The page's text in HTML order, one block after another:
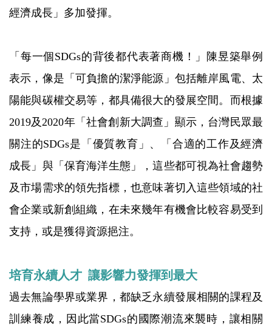
經濟成長」多加發揮。
「每一個SDGs的背後都代表著商機！」陳昱築舉例
表示，像是「可負擔的潔淨能源」包括離岸風電、太
陽能與碳權交易等，都具備很大的發展空間。而根據
2019及2020年「社會創新大調查」顯示，台灣民眾最
關注的SDGs是「優質教育」、「合適的工作及經濟
成長」與「保育海洋生態」，這些都可視為社會趨勢
及市場需求的領先指標，也意味著切入這些領域的社
會企業或新創組織，在未來幾年有機會比較容易受到
支持，或是獲得資源挹注。
培育永續人才 讓影響力發揮到最大
過去無論學界或業界，都缺乏永續發展相關的課程及
訓練養成，因此當SDGs的國際潮流來襲時，讓相關